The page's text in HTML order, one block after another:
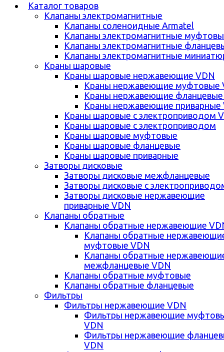
Каталог товаров
Клапаны электромагнитные
Клапаны соленоидные Armatel
Клапаны электромагнитные
Клапаны электромагнитные
Клапаны электромагнитные
Краны шаровые
Краны шаровые нержавеющие VDN
Краны нержавеющие муфтовые
Краны нержавеющие фланцевые
Краны нержавеющие приварные
Краны шаровые с электроприводом
Краны шаровые с электроприводом
Краны шаровые муфтовые
Краны шаровые фланцевые
Краны шаровые приварные
Затворы дисковые
Затворы дисковые межфланцевые
Затворы дисковые с
Затворы дисковые нержавеющие
приварные VDN
Клапаны обратные
Клапаны обратные нержавеющие
Клапаны обратные
муфтовые VDN
Клапаны обратные
межфланцевые VDN
Клапаны обратные муфтовые
Клапаны обратные фланцевые
Фильтры
Фильтры нержавеющие VDN
Фильтры нержавеющие
VDN
Фильтры нержавеющие
VDN